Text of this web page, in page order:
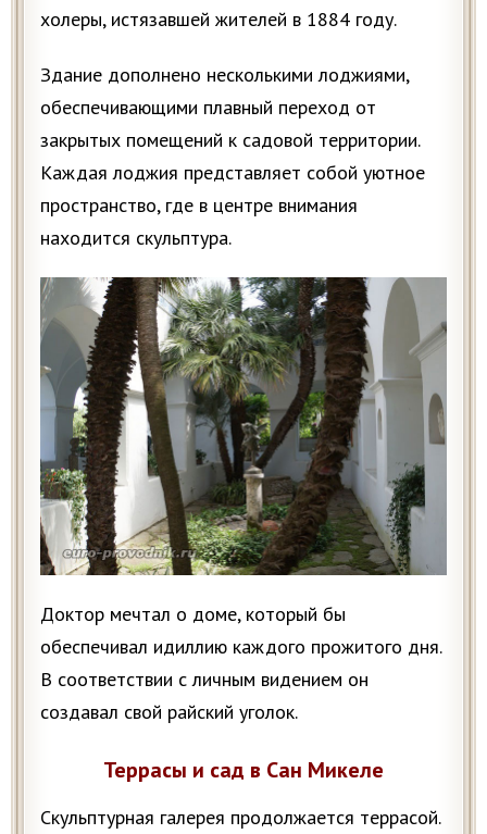
холеры, истязавшей жителей в 1884 году.
Здание дополнено несколькими лоджиями,
обеспечивающими плавный переход от
закрытых помещений к садовой территории.
Каждая лоджия представляет собой уютное
пространство, где в центре внимания
находится скульптура.
Доктор мечтал о доме, который бы
обеспечивал идиллию каждого прожитого дня.
В соответствии с личным видением он
создавал свой райский уголок.
Террасы и сад в Сан Микеле
Скульптурная галерея продолжается террасой.